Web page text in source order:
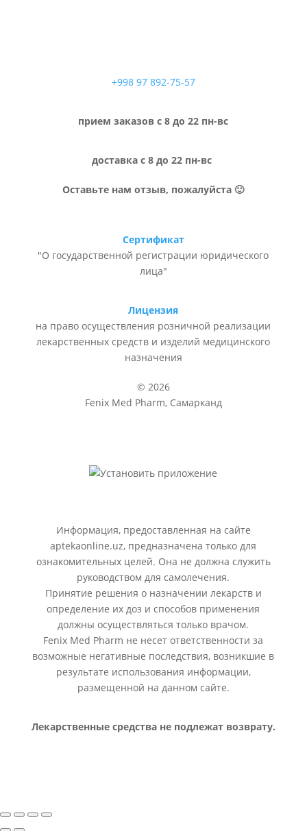
+998 97 892-75-57
прием заказов с 8 до 22 пн-вс
доставка с 8 до 22 пн-вс
Оставьте нам отзыв, пожалуйста 🙂
Сертификат
"О государственной регистрации юридического
лица"
Лицензия
на право осуществления розничной реализации
лекарственных средств и изделий медицинского
назначения
© 2026
Fenix Med Pharm, Самарканд
Информация, предоставленная на сайте
aptekaonline.uz, предназначена только для
ознакомительных целей. Она не должна служить
руководством для самолечения.
Принятие решения о назначении лекарств и
определение их доз и способов применения
должны осуществляться только врачом.
Fenix Med Pharm не несет ответственности за
возможные негативные последствия, возникшие в
результате использования информации,
размещенной на данном сайте.
Лекарственные средства не подлежат возврату.